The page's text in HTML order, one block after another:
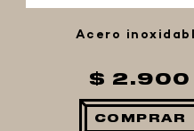
Acero
$ 2.900
COMPRAR